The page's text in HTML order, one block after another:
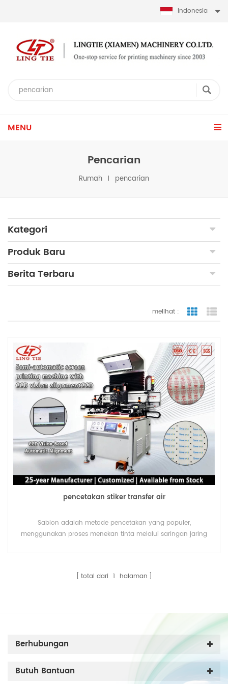
Indonesia
MENU
Pencarian
Rumah pencarian
Kategori
Produk Baru
Berita Terbaru
melihat :
pencetakan stiker transfer air
Sablon adalah metode pencetakan yang populer,
menggunakan proses menekan tinta melalui saringan jaring
total dari 1 halaman
Berhubungan
Butuh Bantuan